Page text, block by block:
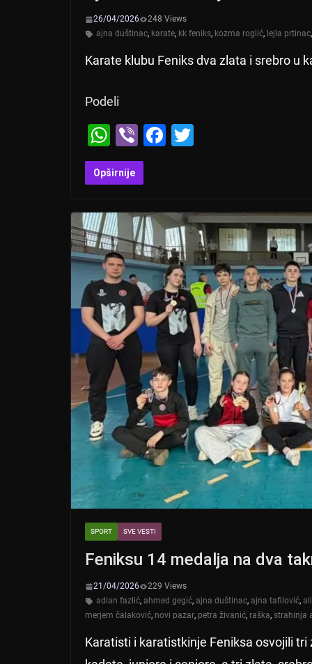
26/04/2026
248 Views
ajna duštinac, karate, kk feniks, kozma roglić, lejla prtinac,
Karate klubu Feniks dva zlata i srebro u
Podeli
W
h
at
A
p
p
Vi
b
er
F
b
o
o
k
Opširnije
SPORT SVE VESTI
Feniksu 14 medalja na dva
21/04/2026
229 Views
adian fazlić, ahmed gegić, ajna duštinac, ajna tafilović,
merjem čalaković, novi pazar, petra živanić, raška, strahinja
Karatisti i karatistkinje Feniksa osvojili